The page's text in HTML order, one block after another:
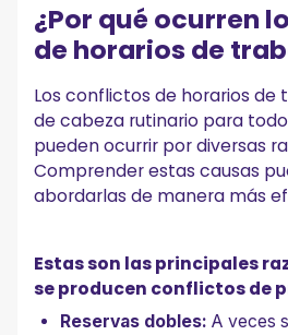
¿Por qué ocurren
de horarios de
Los conflictos de horarios de
de cabeza rutinario para
pueden ocurrir por diversas
Comprender estas causas
abordarlas de manera más
Estas son las principales
se producen conflictos de
Reservas dobles:A veces